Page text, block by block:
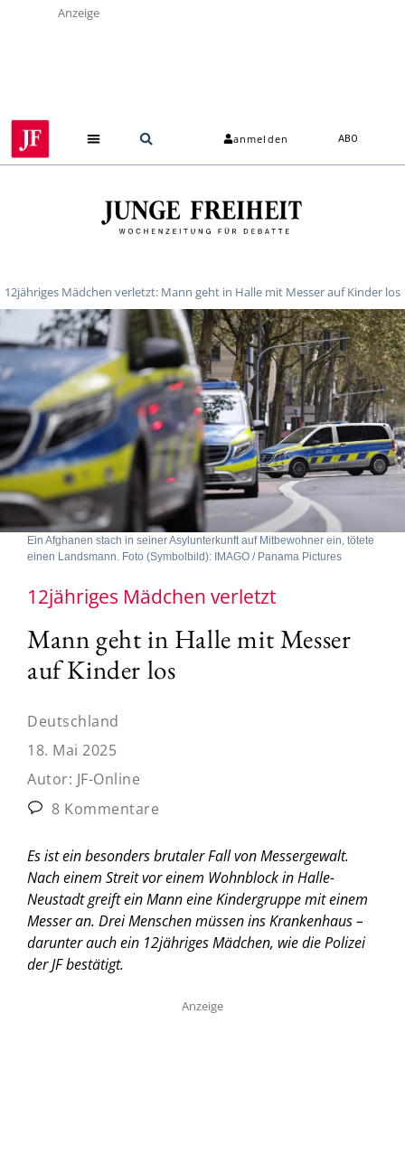
Anzeige
anmelden ABO
12jähriges Mädchen verletzt: Mann geht in Halle mit Messer auf Kinder los
Ein Afghanen stach in seiner Asylunterkunft auf Mitbewohner ein, tötete
einen Landsmann. Foto (Symbolbild): IMAGO / Panama Pictures
12jähriges Mädchen verletzt
Mann geht in Halle mit Messer
auf Kinder los
Deutschland
18. Mai 2025
Autor: JF-Online
8 Kommentare
Es ist ein besonders brutaler Fall von Messergewalt.
Nach einem Streit vor einem Wohnblock in Halle-
Neustadt greift ein Mann eine Kindergruppe mit einem
Messer an. Drei Menschen müssen ins Krankenhaus –
darunter auch ein 12jähriges Mädchen, wie die Polizei
der JF bestätigt.
Anzeige